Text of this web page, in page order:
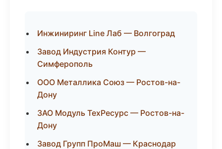
Инжиниринг Line Лаб — Волгоград
Завод Индустрия Контур —
Симферополь
ООО Металлика Союз — Ростов-на-
Дону
ЗАО Модуль ТехРесурс — Ростов-на-
Дону
Завод Групп ПроМаш — Краснодар